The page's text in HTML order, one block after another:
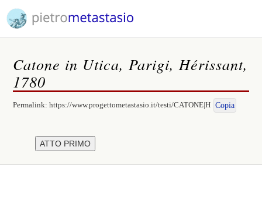
Catone in Utica, Parigi, Hérissant,
1780
Permalink:https://www.progettometastasio.it/testi/CATONE|H Copia